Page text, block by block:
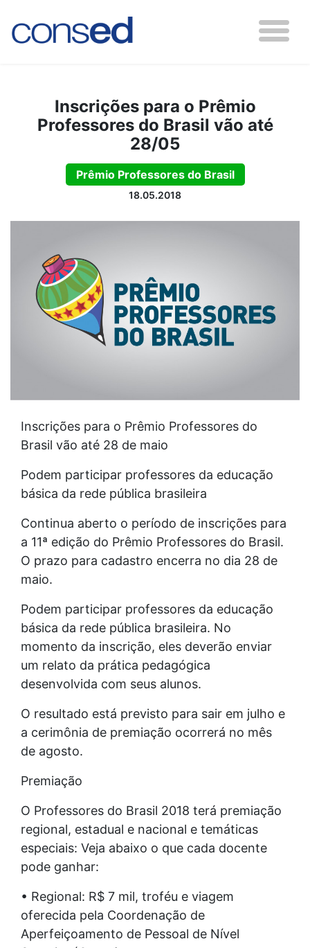
Inscrições para o Prêmio
Professores do Brasil vão até
28/05
Prêmio Professores do Brasil
18.05.2018
Inscrições para o Prêmio Professores do
Brasil vão até 28 de maio
Podem participar professores da educação
básica da rede pública brasileira
Continua aberto o período de inscrições para
a 11ª edição do Prêmio Professores do Brasil.
O prazo para cadastro encerra no dia 28 de
maio.
Podem participar professores da educação
básica da rede pública brasileira. No
momento da inscrição, eles deverão enviar
um relato da prática pedagógica
desenvolvida com seus alunos.
O resultado está previsto para sair em julho e
a cerimônia de premiação ocorrerá no mês
de agosto.
Premiação
O Professores do Brasil 2018 terá premiação
regional, estadual e nacional e temáticas
especiais: Veja abaixo o que cada docente
pode ganhar:
• Regional: R$ 7 mil, troféu e viagem
oferecida pela Coordenação de
Aperfeiçoamento de Pessoal de Nível